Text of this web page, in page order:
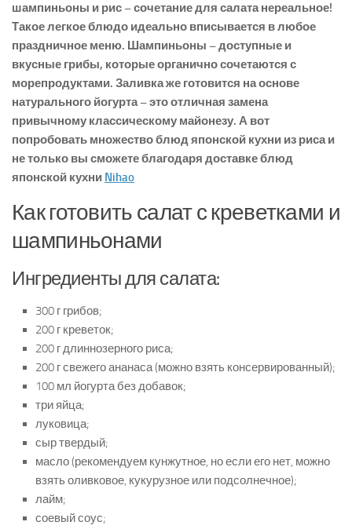
шампиньоны и рис – сочетание для салата нереальное!
Такое легкое блюдо идеально вписывается в любое
праздничное меню. Шампиньоны – доступные и
вкусные грибы, которые органично сочетаются с
морепродуктами. Заливка же готовится на основе
натурального йогурта – это отличная замена
привычному классическому майонезу. А вот
попробовать множество блюд японской кухни из риса и
не только вы сможете благодаря доставке блюд
японской кухни Nihao
Как готовить салат с креветками и
шампиньонами
Ингредиенты для салата:
300 г грибов;
200 г креветок;
200 г длиннозерного риса;
200 г свежего ананаса (можно взять консервированный);
100 мл йогурта без добавок;
три яйца;
луковица;
сыр твердый;
масло (рекомендуем кунжутное, но если его нет, можно
взять оливковое, кукурузное или подсолнечное);
лайм;
соевый соус;